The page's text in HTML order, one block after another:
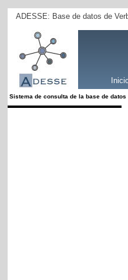
ADESSE: Base de datos de
Sistema de consulta de la base de datos